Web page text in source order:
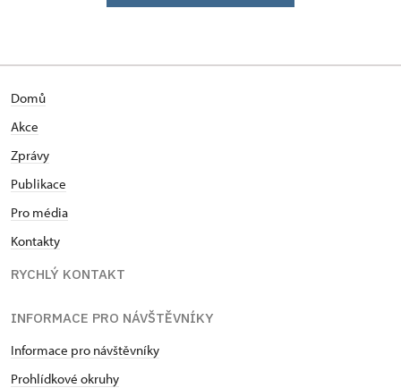
Domů
Akce
Zprávy
Publikace
Pro média
Kontakty
RYCHLÝ KONTAKT
INFORMACE PRO NÁVŠTĚVNÍKY
Informace pro návštěvníky
Prohlídkové okruhy